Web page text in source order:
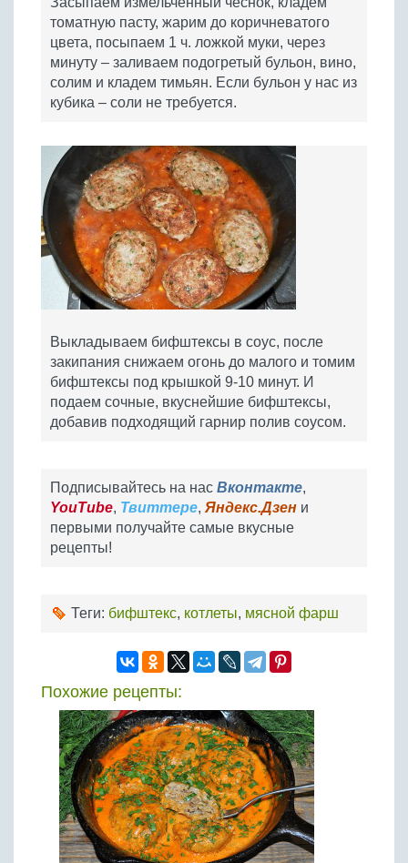
томатную пасту, жарим до коричневатого
цвета, посыпаем 1 ч. ложкой муки, через
минуту – заливаем подогретый бульон, вино,
солим и кладем тимьян. Если бульон у нас из
кубика – соли не требуется.
Выкладываем бифштексы в соус, после
закипания снижаем огонь до малого и томим
бифштексы под крышкой 9-10 минут. И
подаем сочные, вкуснейшие бифштексы,
добавив подходящий гарнир полив соусом.
Подписывайтесь на нас Вконтакте,
YouTube, Твиттере, Яндекс.Дзен и
первыми получайте самые вкусные
рецепты!
Теги: бифштекс, котлеты, мясной фарш
Похожие рецепты: